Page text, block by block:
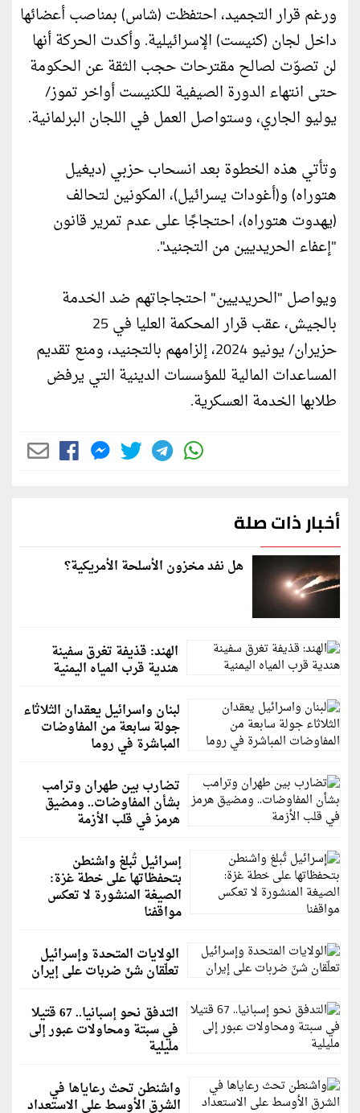
ورغم قرار التجميد، احتفظت (شاس) بمناصب أعضائها
داخل لجان (كنيست) الإسرائيلية. وأكدت الحركة أنها
لن تصوّت لصالح مقترحات حجب الثقة عن الحكومة
حتى انتهاء الدورة الصيفية للكنيست أواخر تموز/
يوليو الجاري، وستواصل العمل في اللجان البرلمانية.
وتأتي هذه الخطوة بعد انسحاب حزبي (ديغيل
هتوراه) و(أغودات يسرائيل)، المكونين لتحالف
(يهدوت هتوراه)، احتجاجًا على عدم تمرير قانون
"إعفاء الحريديين من التجنيد".
ويواصل "الحريديين" احتجاجاتهم ضد الخدمة
بالجيش، عقب قرار المحكمة العليا في 25
حزيران/ يونيو 2024، إلزامهم بالتجنيد، ومنع تقديم
المساعدات المالية للمؤسسات الدينية التي يرفض
طلابها الخدمة العسكرية.
أخبار ذات صلة
هل نفد مخزون الأسلحة الأمريكية؟
الهند: قذيفة تغرق سفينة
هندية قرب المياه اليمنية
لبنان واسرائيل يعقدان الثلاثاء
جولة سابعة من المفاوضات
المباشرة في روما
تضارب بين طهران وترامب
بشأن المفاوضات.. ومضيق
هرمز في قلب الأزمة
إسرائيل تُبلغ واشنطن
بتحفظاتها على خطة غزة:
الصيغة المنشورة لا تعكس
مواقفنا
الولايات المتحدة وإسرائيل
تعلّقان شنّ ضربات على إيران
التدفق نحو إسبانيا.. 67 قتيلا
في سبتة ومحاولات عبور إلى
مليلية
واشنطن تحث رعاياها في
الشرق الأوسط على الاستعداد